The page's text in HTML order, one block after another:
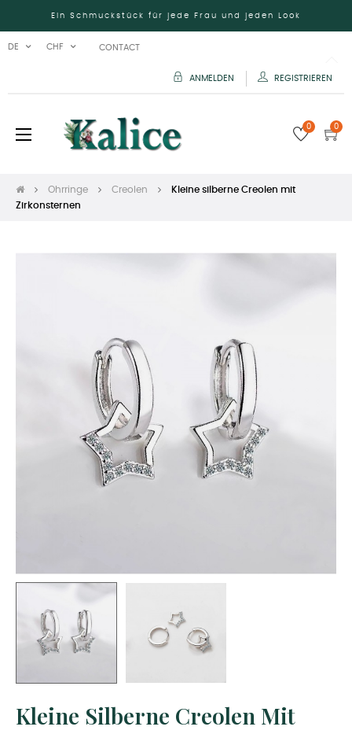
Ein Schmuckstück für jede Frau und jeden Look
DE CHF CONTACT
ANMELDEN REGISTRIEREN
Umschalten
☰ 0 0
Ohrringe Creolen
Kleine silberne Creolen mit
Zirkonsternen
Kleine Silberne Creolen Mit